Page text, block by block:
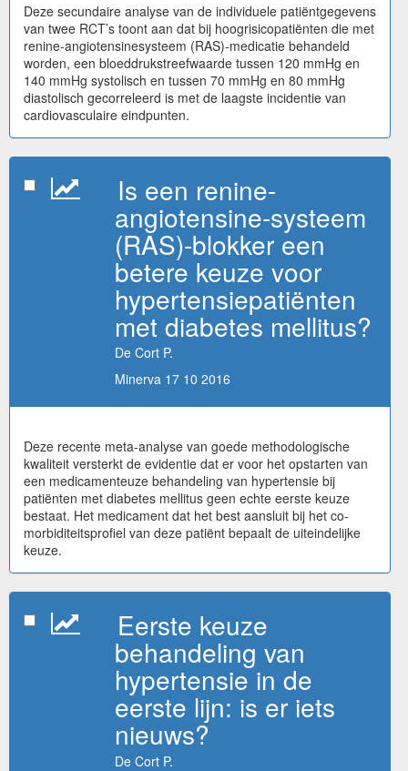
Deze secundaire analyse van de individuele patiëntgegevens
van twee RCT’s toont aan dat bij hoogrisicopatiënten die met
renine-angiotensinesysteem (RAS)-medicatie behandeld
worden, een bloeddrukstreefwaarde tussen 120 mmHg en
140 mmHg systolisch en tussen 70 mmHg en 80 mmHg
diastolisch gecorreleerd is met de laagste incidentie van
cardiovasculaire eindpunten.
Is een renine-
angiotensine-systeem
(RAS)-blokker een
betere keuze voor
hypertensiepatiënten
met diabetes mellitus?
De Cort P.
Minerva 17 10 2016
Deze recente meta-analyse van goede methodologische
kwaliteit versterkt de evidentie dat er voor het opstarten van
een medicamenteuze behandeling van hypertensie bij
patiënten met diabetes mellitus geen echte eerste keuze
bestaat. Het medicament dat het best aansluit bij het co-
morbiditeitsprofiel van deze patiënt bepaalt de uiteindelijke
keuze.
Eerste keuze
behandeling van
hypertensie in de
eerste lijn: is er iets
nieuws?
De Cort P.